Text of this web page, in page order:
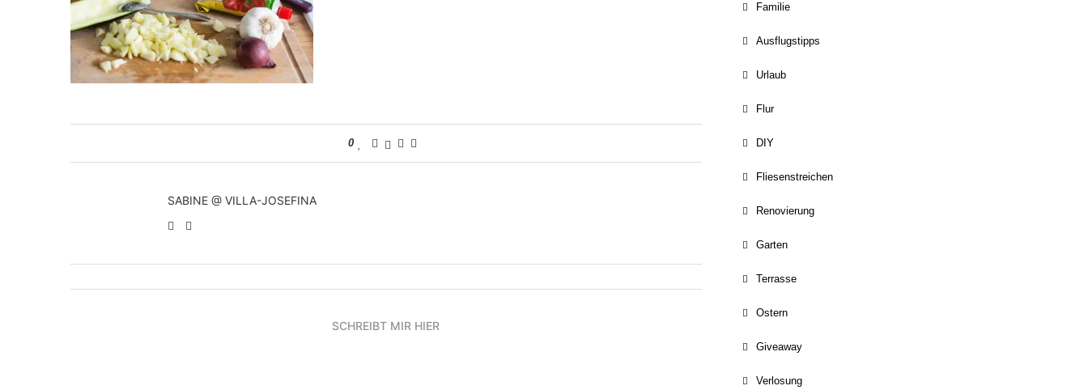
0
SABINE @ VILLA-JOSEFINA
SCHREIBT MIR HIER
Familie
Ausflugstipps
Urlaub
Flur
DIY
Fliesenstreichen
Renovierung
Garten
Terrasse
Ostern
Giveaway
Verlosung